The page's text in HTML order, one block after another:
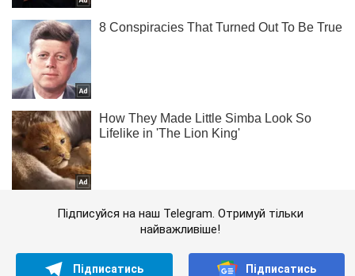
Підписуйся на наш Telegram. Отримуй тільки
найважливіше!
Підписатись Підписатись